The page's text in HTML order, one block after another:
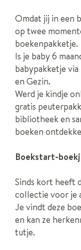
Omdat jij in een
op twee
boekenpakketje.
Is je baby 6
babypakketje
en Gezin.
Werd je kindje
gratis
bibliotheek en
boeken
Boekstart-
Sinds kort heeft
collectie voor je
Je vindt deze
en kan ze
tutje.